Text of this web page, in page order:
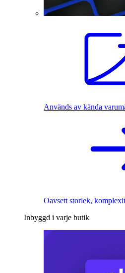
Används av kända
Oavsett storlek,
Inbyggd i varje butik